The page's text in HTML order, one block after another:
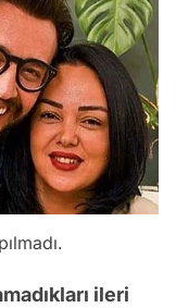
ileri